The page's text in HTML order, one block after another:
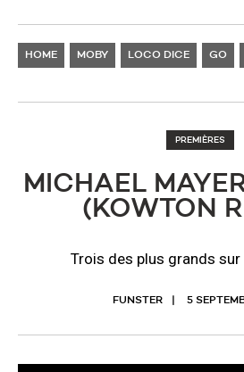
HOME MOBY LOCO DICE GO
PREMIÈRES
MICHAEL
(KOWTON
Trois des plus grands
FUNSTER 5